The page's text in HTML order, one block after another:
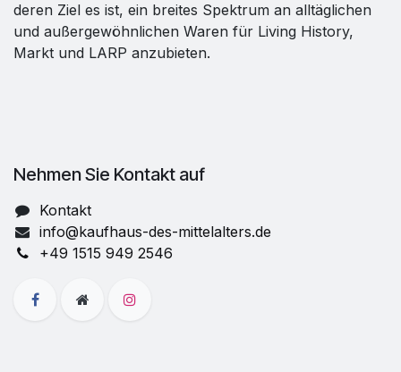
deren Ziel es ist, ein breites Spektrum an alltäglichen
und außergewöhnlichen Waren für Living History,
Markt und LARP anzubieten.
Nehmen Sie Kontakt auf
Kontakt
info@kaufhaus-des-mittelalters.de
+49 1515 949 2546